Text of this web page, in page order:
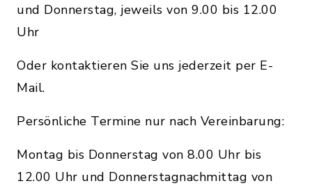
und Donnerstag, jeweils von 9.00 bis 12.00
Uhr
Oder kontaktieren Sie uns jederzeit per E-
Mail.
Persönliche Termine nur nach Vereinbarung:
Montag bis Donnerstag von 8.00 Uhr bis
12.00 Uhr und Donnerstagnachmittag von